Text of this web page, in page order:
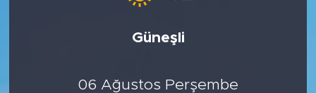
Güneşli
06 Ağustos Perşembe